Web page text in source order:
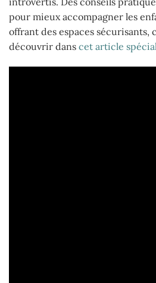
pour mieux accompagner les
offrant des espaces sécurisants,
découvrir dans cet article